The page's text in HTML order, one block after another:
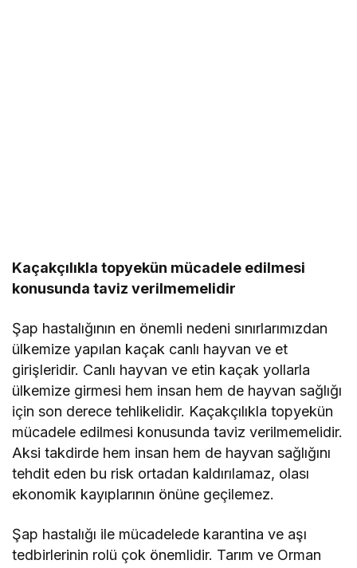
Kaçakçılıkla topyekün mücadele edilmesi
konusunda taviz verilmemelidir
Şap hastalığının en önemli nedeni sınırlarımızdan
ülkemize yapılan kaçak canlı hayvan ve et
girişleridir. Canlı hayvan ve etin kaçak yollarla
ülkemize girmesi hem insan hem de hayvan sağlığı
için son derece tehlikelidir. Kaçakçılıkla topyekün
mücadele edilmesi konusunda taviz verilmemelidir.
Aksi takdirde hem insan hem de hayvan sağlığını
tehdit eden bu risk ortadan kaldırılamaz, olası
ekonomik kayıplarının önüne geçilemez.
Şap hastalığı ile mücadelede karantina ve aşı
tedbirlerinin rolü çok önemlidir. Tarım ve Orman